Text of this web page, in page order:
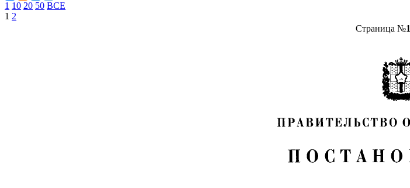
1 10 20 50 ВСЕ
1 2
Страница №1